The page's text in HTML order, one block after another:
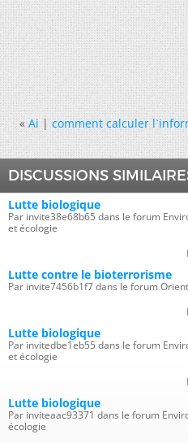
« Ai|comment calculer
DISCUSSIONS
Lutte biologique
Par invite38e68b65 dans le forum
et écologie
Lutte contre le bioterrorisme
Par invite7456b1f7 dans le forum
Lutte biologique
Par invitedbe1eb55 dans le forum
et écologie
Lutte biologique
Par inviteaac93371 dans le forum
écologie